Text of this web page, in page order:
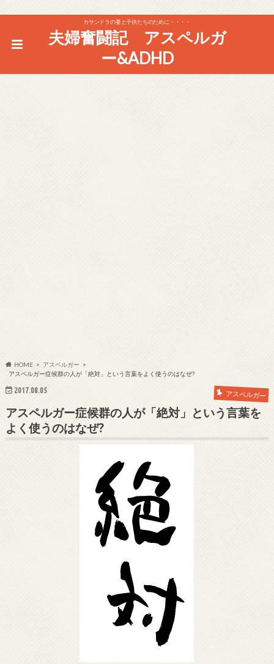
カサンドラの妻と子供たちのために・・・・
夫婦奮闘記 アスペルガ
ー&ADHD
HOME
アスペルガー
アスペルガー症候群の人が「絶対」という言葉をよく使うのはなぜ?
2017.08.05 アスペルガー
アスペルガー症候群の人が「絶対」という言葉を
よく使うのはなぜ?